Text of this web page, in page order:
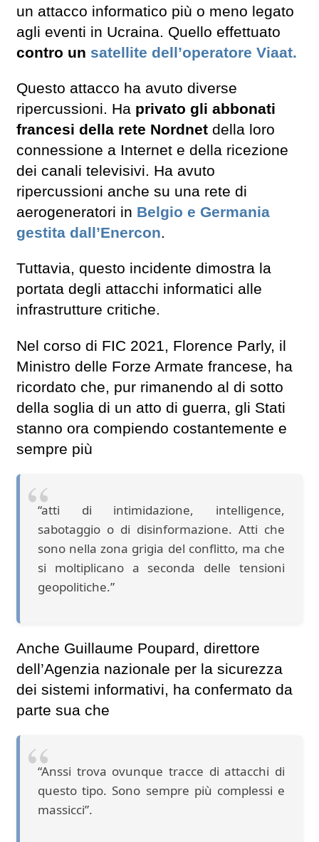
un attacco informatico più o meno legato
agli eventi in Ucraina. Quello effettuato
contro un satellite dell’operatore Viaat.
Questo attacco ha avuto diverse
ripercussioni. Ha privato gli abbonati
francesi della rete Nordnet della loro
connessione a Internet e della ricezione
dei canali televisivi. Ha avuto
ripercussioni anche su una rete di
aerogeneratori in Belgio e Germania
gestita dall’Enercon.
Tuttavia, questo incidente dimostra la
portata degli attacchi informatici alle
infrastrutture critiche.
Nel corso di FIC 2021, Florence Parly, il
Ministro delle Forze Armate francese, ha
ricordato che, pur rimanendo al di sotto
della soglia di un atto di guerra, gli Stati
stanno ora compiendo costantemente e
sempre più
“atti di intimidazione, intelligence,
sabotaggio o di disinformazione. Atti che
sono nella zona grigia del conflitto, ma che
si moltiplicano a seconda delle tensioni
geopolitiche.”
Anche Guillaume Poupard, direttore
dell’Agenzia nazionale per la sicurezza
dei sistemi informativi, ha confermato da
parte sua che
“Anssi trova ovunque tracce di attacchi di
questo tipo. Sono sempre più complessi e
massicci”.